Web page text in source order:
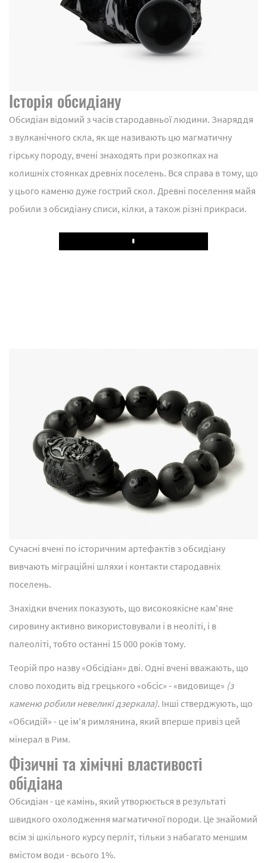
Історія обсидіану
Обсидіан відомий з часів стародавньої людини. Знаряддя
з вулканічного скла, як ще називають цю магматичну
гірську породу, вчені знаходять при розкопках на
колишніх стоянках древніх поселень. Вся справа в тому, що
у цього каменю дуже гострий скол. Древні поселення майя
робили з обсидіану списи, кілки, а також різні прикраси.
Play
Сучасні вчені по історичним артефактів з обсидіану
вивчають міграційні шляхи і контакти стародавніх
поселень.
Знахідки вчених показують, що високоякісне кам'яне
сировину активно використовували і в неоліті, і в
палеоліті, тобто останні 15 000 років тому.
Теорій про назву «Обсідіан» дві. Одні вчені вважають, що
слово походить від грецького «обсіс» - «видовище» (з
каменю робили невеликі дзеркала). Інші стверджують, що
«Обсидій» - це ім'я римлянина, який вперше привіз цей
мінерал в Рим.
Фізичні та хімічні властивості
обідіана
Обсидіан - це камінь, який утворюється в результаті
швидкого охолодження магматичної породи. Це знайомий
всім зі шкільного курсу перліт, тільки з набагато меншим
вмістом води - всього 1%.